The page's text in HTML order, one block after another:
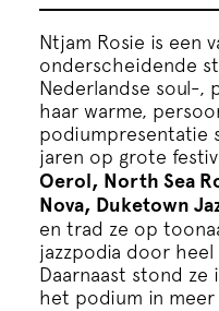
Over ons
Contact
Steun ons
Ntjam Rosie is een
onderscheidende
Nederlandse soul-,
haar warme,
podiumpresentatie
jaren op grote
Oerol, North Sea
Nova, Duketown
en trad ze op
jazzpodia door
Daarnaast stond ze
het podium in